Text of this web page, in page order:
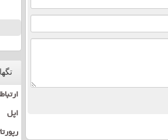
اپل